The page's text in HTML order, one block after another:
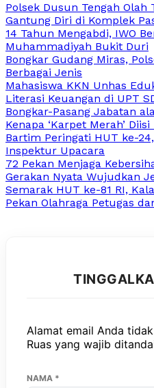
Polsek Dusun Tengah Olah
Gantung Diri di Komplek
14 Tahun Mengabdi, IWO
Muhammadiyah Bukit Duri
Bongkar Gudang Miras,
Berbagai Jenis
Mahasiswa KKN Unhas
Literasi Keuangan di UPT
Bongkar-Pasang Jabatan
Kenapa ‘Karpet Merah’
Bartim Peringati HUT ke-
Inspektur Upacara
72 Pekan Menjaga
Gerakan Nyata Wujudkan
Semarak HUT ke-81 RI,
Pekan Olahraga Petugas
Alamat email Anda
Ruas yang wajib
NAMA *